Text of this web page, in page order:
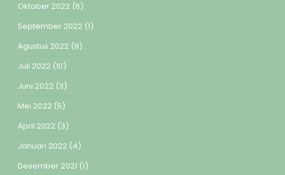
Oktober 2022 (6)
September 2022 (1)
Agustus 2022 (9)
Juli 2022 (10)
Juni 2022 (3)
Mei 2022 (5)
April 2022 (3)
Januari 2022 (4)
Desember 2021 (1)